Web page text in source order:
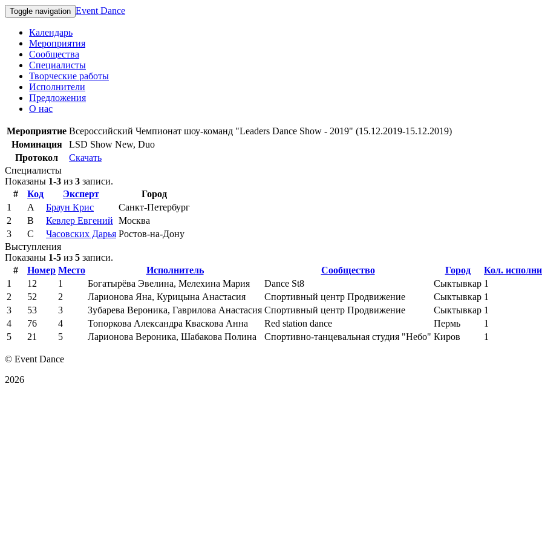
Toggle navigation Event Dance
Календарь
Мероприятия
Сообщества
Специалисты
Творческие работы
Исполнители
Предложения
О нас
Мероприятие Всероссийский Чемпионат шоу-команд "Leaders Dance Show - 2019" (15.12.2019-15.12.2019)
Номинация
LSD Show New, Duo
Протокол
Скачать
Специалисты
Показаны 1-3 из 3 записи.
#
Код Эксперт
Город
1
A Браун Крис
Санкт-Петербург
2
B Кевлер Евгений Москва
3
C Часовских Дарья Ростов-на-Дону
Выступления
Показаны 1-5 из 5 записи.
#
Номер Место Исполнитель Сообщество Город
Кол.
1
12 1 Богатырёва Эвелина, Мелехина Мария Dance St8 Сыктывкар 1
2
52 2 Ларионова Яна, Курицына Анастасия Спортивный центр Продвижение Сыктывкар 1
3
53 3 Зубарева Вероника, Гаврилова Анастасия Спортивный центр Продвижение Сыктывкар 1
4
76 4 Топоркова Александра Кваскова Анна Red station dance Пермь
1
5
21 5 Ларионова Вероника, Шабакова Полина Спортивно-танцевальная студия "Небо" Киров 1
© Event Dance
2026